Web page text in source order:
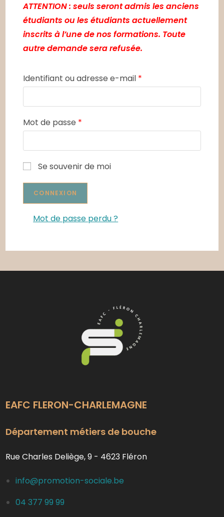
ATTENTION : seuls seront admis les anciens
étudiants ou les étudiants actuellement
inscrits à l’une de nos formations. Toute
autre demande sera refusée.
Identifiant ou adresse e-mail *
Mot de passe *
Se souvenir de moi
Mot de passe perdu ?
EAFC FLERON-CHARLEMAGNE
Département métiers de bouche
Rue Charles Deliège, 9 - 4623 Fléron
info@promotion-sociale.be
04 377 99 99